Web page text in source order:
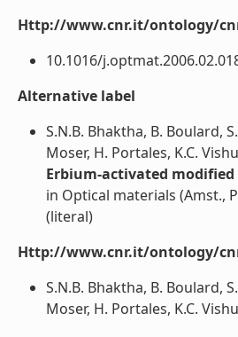
Http://www.cnr.it/ontology/
10.1016/
Alternative label
S.N.B. Bhaktha, B. Boulard,
Moser, H. Portales, K.C.
Erbium-activated
in Optical materials (Amst.,
(literal)
Http://www.cnr.it/ontology/
S.N.B. Bhaktha, B. Boulard,
Moser, H. Portales, K.C.